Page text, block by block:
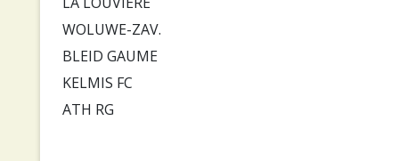
WOLUWE-ZAV.
BLEID GAUME
KELMIS FC
ATH RG